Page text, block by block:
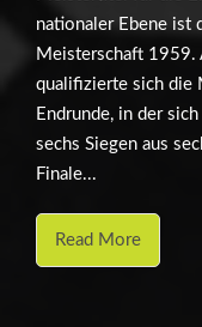
nationaler Ebene ist
Meisterschaft 1959.
qualifizierte sich die
Endrunde, in der
sechs Siegen aus
Finale...
Read More